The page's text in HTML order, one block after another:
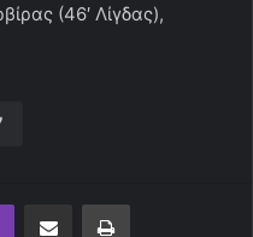
(46′ Λίγδας),
Viber Κοινοποίηση μέσω ηλεκτρονικού ταχυδρομείουΕκτύπωση